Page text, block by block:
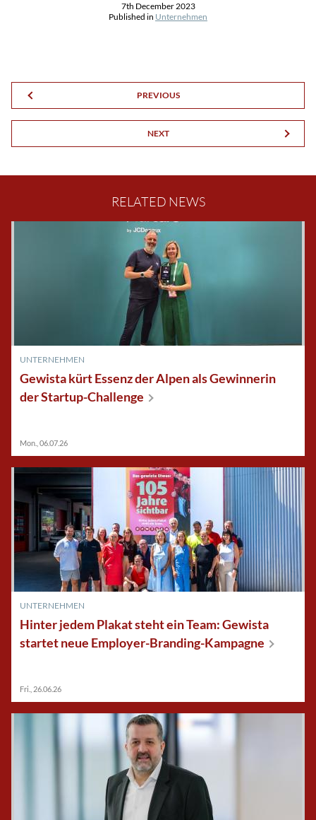
7th December 2023
Published in Unternehmen
PREVIOUS
NEXT
RELATED NEWS
UNTERNEHMEN
Gewista kürt Essenz der Alpen als Gewinnerin
derStartup-Challenge
Mon., 06.07.26
UNTERNEHMEN
Hinter jedem Plakat steht ein Team: Gewista
startet neue Employer-Branding-Kampagne
Fri., 26.06.26